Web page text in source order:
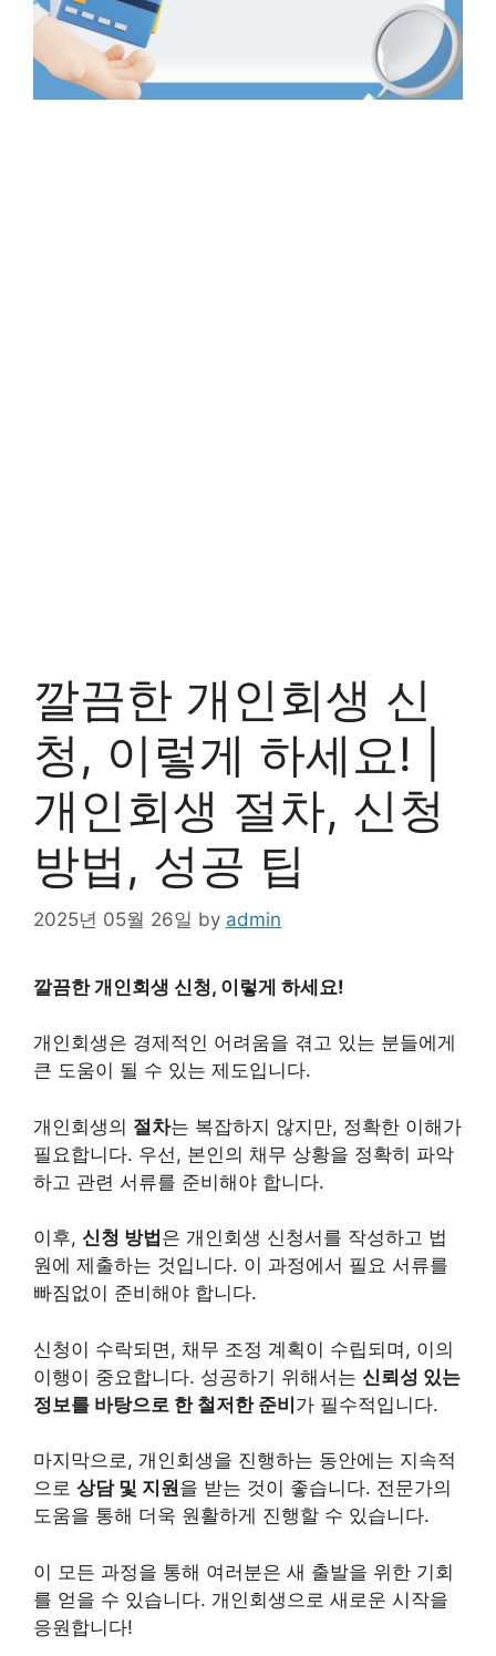
깔끔한 개인회생 신
청, 이렇게 하세요! |
개인회생 절차, 신청
방법, 성공 팁
2025년 05월 26일 by admin
깔끔한개인회생 신청, 이렇게 하세요!
개인회생은 경제적인 어려움을 겪고 있는 분들에게
큰 도움이 될 수 있는 제도입니다.
개인회생의 절차는 복잡하지 않지만, 정확한 이해가
필요합니다. 우선, 본인의 채무 상황을 정확히 파악
하고 관련 서류를 준비해야 합니다.
이후, 신청 방법 은 개인회생 신청서를 작성하고 법
원에 제출하는 것입니다. 이 과정에서 필요 서류를
빠짐없이 준비해야 합니다.
신청이 수락되면, 채무 조정 계획이 수립되며, 이의
이행이 중요합니다. 성공하기 위해서는 신뢰성 있는
정보를 바탕으로 한 철저한 준비가 필수적입니다.
마지막으로, 개인회생을 진행하는 동안에는 지속적
으로 상담 및 지원을 받는 것이 좋습니다. 전문가의
도움을 통해 더욱 원활하게 진행할 수 있습니다.
이 모든 과정을 통해 여러분은 새 출발을 위한 기회
를 얻을 수 있습니다. 개인회생으로 새로운 시작을
응원합니다!